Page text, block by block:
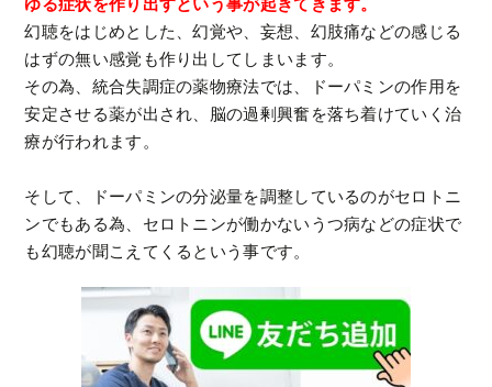
ゆる症状を作り出すという事が起きてきます。
幻聴をはじめとした、幻覚や、妄想、幻肢痛などの感じる
はずの無い感覚も作り出してしまいます。
その為、統合失調症の薬物療法では、ドーパミンの作用を
安定させる薬が出され、脳の過剰興奮を落ち着けていく治
療が行われます。
そして、ドーパミンの分泌量を調整しているのがセロトニ
ンでもある為、セロトニンが働かないうつ病などの症状で
も幻聴が聞こえてくるという事です。